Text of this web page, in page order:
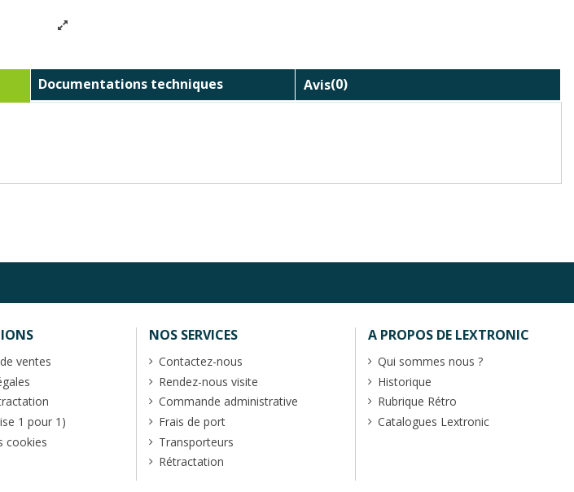
Documentations techniques Avis(0)
ventes
1 pour 1)
cookies
NOS SERVICES
Contactez-nous
Rendez-nous visite
Commande administrative
Frais de port
Transporteurs
Rétractation
A PROPOS DE LEXTRONIC
Qui sommes nous ?
Historique
Rubrique Rétro
Catalogues Lextronic